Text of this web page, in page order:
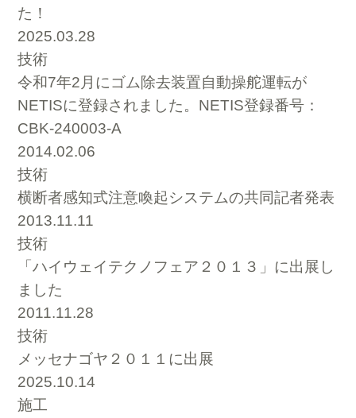
た！
2025.03.28
技術
令和7年2月にゴム除去装置自動操舵運転が
NETISに登録されました。NETIS登録番号：
CBK-240003-A
2014.02.06
技術
横断者感知式注意喚起システムの共同記者発表
2013.11.11
技術
「ハイウェイテクノフェア２０１３」に出展し
ました
2011.11.28
技術
メッセナゴヤ２０１１に出展
2025.10.14
施工